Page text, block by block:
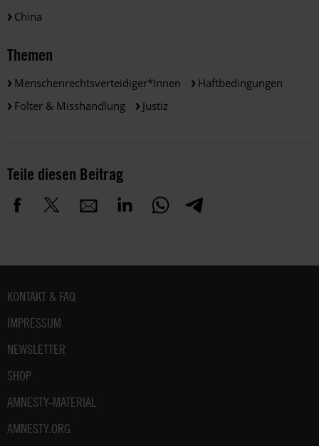
China
Themen
Menschenrechtsverteidiger*innen
Haftbedingungen
Folter & Misshandlung
Justiz
Teile diesen Beitrag
Fußbereich
KONTAKT & FAQ
IMPRESSUM
NEWSLETTER
SHOP
AMNESTY-MATERIAL
AMNESTY.ORG